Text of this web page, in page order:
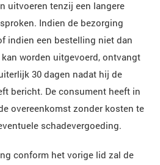
uitvoeren tenzij een langere
Indien de bezorging
indien een bestelling niet dan
worden uitgevoerd, ontvangt
30 dagen nadat hij de
bericht. De consument heeft in
overeenkomst zonder kosten te
schadevergoeding.
conform het vorige lid zal de